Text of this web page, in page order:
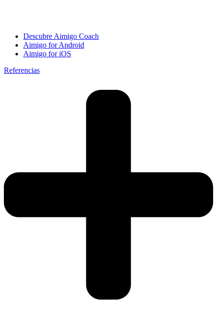
Descubre Aimigo Coach
Aimigo for Android
Aimigo for iOS
Referencias